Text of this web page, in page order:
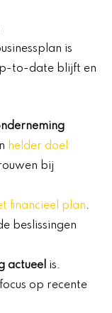
is
to-date blijft en
helder doel
bij
financieel plan.
beslissingen
actueel is.
op recente